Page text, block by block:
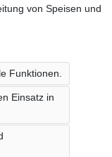
von Speisen und
Funktionen.
Einsatz in